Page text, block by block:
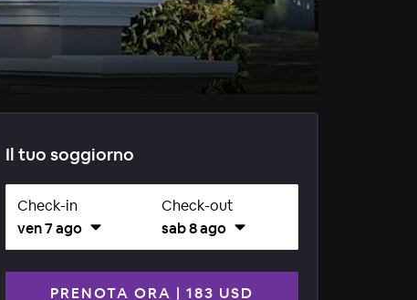
Il tuo soggiorno
Check-in
ven 7 ago
Check-out
sab 8 ago
PRENOTA ORA | 183 USD